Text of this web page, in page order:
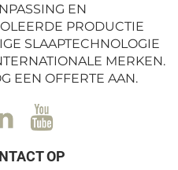
EN
PRODUCTIE
SLAAPTECHNOLOGIE
MERKEN.
EEN OFFERTE AAN.
OP